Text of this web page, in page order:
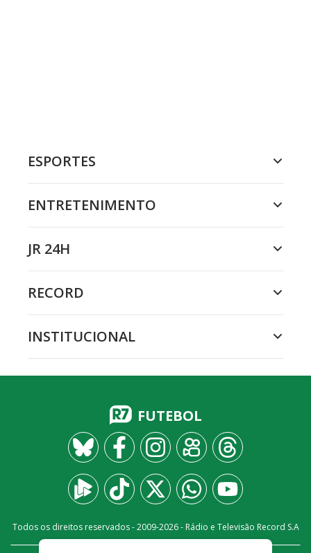
ESPORTES
ENTRETENIMENTO
JR 24H
RECORD
INSTITUCIONAL
FUTEBOL
Todos os direitos reservados - 2009-2026- Rádio e Televisão Record S.A